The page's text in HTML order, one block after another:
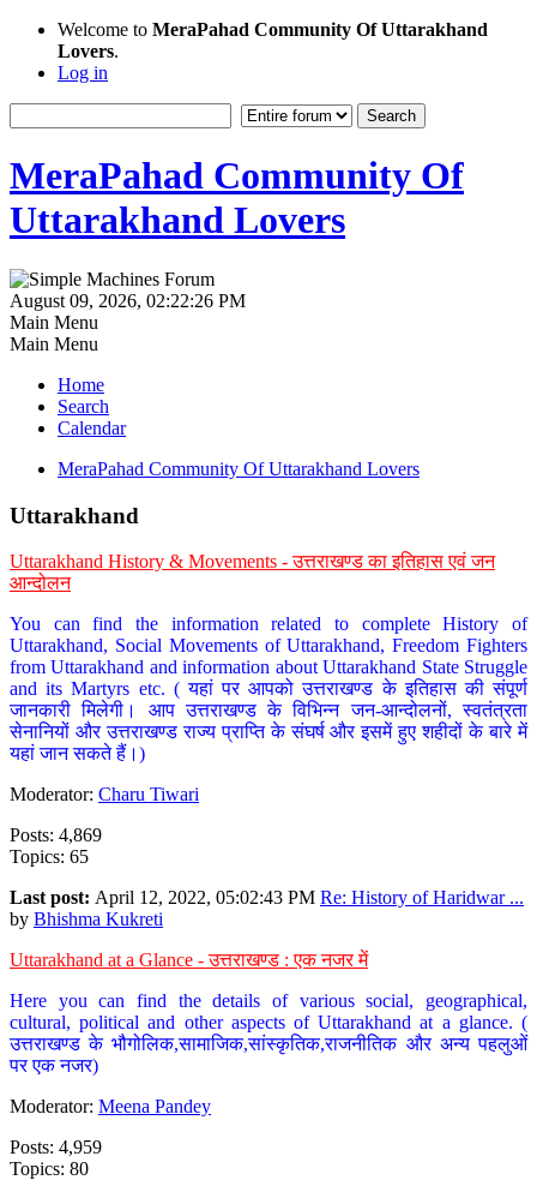
Welcome to MeraPahad Community Of Uttarakhand
Lovers.
Log in
MeraPahad Community Of
Uttarakhand Lovers
August 09, 2026, 02:22:26 PM
Main Menu
Main Menu
Home
Search
Calendar
MeraPahad Community Of Uttarakhand Lovers
Uttarakhand
Uttarakhand History & Movements - उत्तराखण्ड का इतिहास एवं जन
आन्दोलन
You can find the information related to complete History of
Uttarakhand, Social Movements of Uttarakhand, Freedom Fighters
from Uttarakhand and information about Uttarakhand State Struggle
and its Martyrs etc. ( यहां पर आपको उत्तराखण्ड के इतिहास की संपूर्ण
जानकारी मिलेगी। आप उत्तराखण्ड के विभिन्न जन-आन्दोलनों, स्वतंत्रता
सेनानियों और उत्तराखण्ड राज्य प्राप्ति के संघर्ष और इसमें हुए शहीदों के बारे में
यहां जान सकते हैं।)
Moderator: Charu Tiwari
Posts: 4,869
Topics: 65
Last post: April 12, 2022, 05:02:43 PM Re: History of Haridwar ...
by Bhishma Kukreti
Uttarakhand at a Glance - उत्तराखण्ड : एक नजर में
Here you can find the details of various social, geographical,
cultural, political and other aspects of Uttarakhand at a glance. (
उत्तराखण्ड के भौगोलिक,सामाजिक,सांस्कृतिक,राजनीतिक और अन्य पहलुओं
पर एक नजर)
Moderator: Meena Pandey
Posts: 4,959
Topics: 80